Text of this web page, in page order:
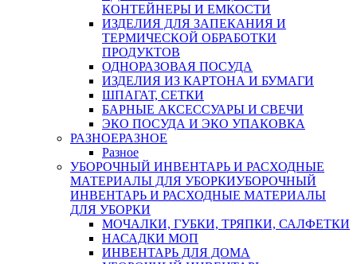
КОНТЕЙНЕРЫ И ЕМКОСТИ
ИЗДЕЛИЯ ДЛЯ ЗАПЕКАНИЯ И
ТЕРМИЧЕСКОЙ ОБРАБОТКИ
ПРОДУКТОВ
ОДНОРАЗОВАЯ ПОСУДА
ИЗДЕЛИЯ ИЗ КАРТОНА И БУМАГИ
ШПАГАТ, СЕТКИ
БАРНЫЕ АКСЕССУАРЫ И СВЕЧИ
ЭКО ПОСУДА И ЭКО УПАКОВКА
РАЗНОЕРАЗНОЕ
Разное
УБОРОЧНЫЙ ИНВЕНТАРЬ И РАСХОДНЫЕ
МАТЕРИАЛЫ ДЛЯ УБОРКИУБОРОЧНЫЙ
ИНВЕНТАРЬ И РАСХОДНЫЕ МАТЕРИАЛЫ
ДЛЯ УБОРКИ
МОЧАЛКИ, ГУБКИ, ТРЯПКИ, САЛФЕТКИ
НАСАДКИ МОП
ИНВЕНТАРЬ ДЛЯ ДОМА